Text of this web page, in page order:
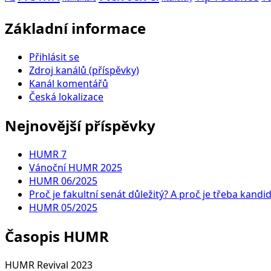
Základní informace
Přihlásit se
Zdroj kanálů (příspěvky)
Kanál komentářů
Česká lokalizace
Nejnovější příspěvky
HUMR 7
Vánoční HUMR 2025
HUMR 06/2025
Proč je fakultní senát důležitý? A proč je třeba
HUMR 05/2025
Časopis HUMR
HUMR Revival 2023